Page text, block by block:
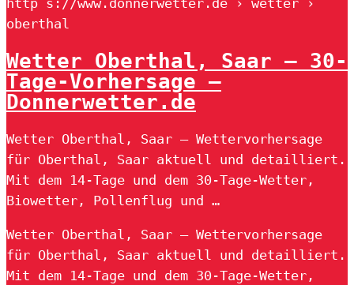
oberthal
Wetter Oberthal, Saar – 30-
Tage-Vorhersage –
Donnerwetter.de
Wetter Oberthal, Saar – Wettervorhersage
für Oberthal, Saar aktuell und detailliert.
Mit dem 14-Tage und dem 30-Tage-Wetter,
Biowetter, Pollenflug und …
Wetter Oberthal, Saar – Wettervorhersage
für Oberthal, Saar aktuell und detailliert.
Mit dem 14-Tage und dem 30-Tage-Wetter,